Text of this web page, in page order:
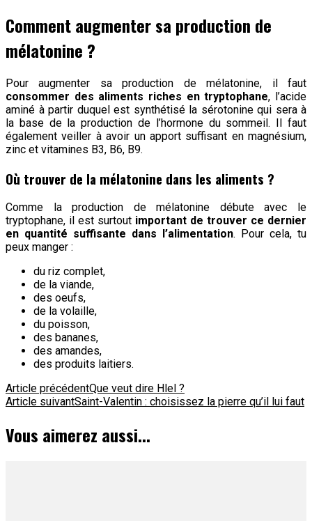
Comment augmenter sa production de
mélatonine ?
Pour augmenter sa production de mélatonine, il faut
consommer des aliments riches en tryptophane, l’acide
aminé à partir duquel est synthétisé la sérotonine qui sera à
la base de la production de l’hormone du sommeil. Il faut
également veiller à avoir un apport suffisant en magnésium,
zinc et vitamines B3, B6, B9.
Où trouver de la mélatonine dans les aliments ?
Comme la production de mélatonine débute avec le
tryptophane, il est surtout important de trouver ce dernier
en quantité suffisante dans l’alimentation. Pour cela, tu
peux manger :
du riz complet,
de la viande,
des oeufs,
de la volaille,
du poisson,
des bananes,
des amandes,
des produits laitiers.
Navigation
d'article
Article précédentQue veut dire Hlel ?
Article suivantSaint-Valentin : choisissez la pierre qu’il lui faut
Vous aimerez aussi...